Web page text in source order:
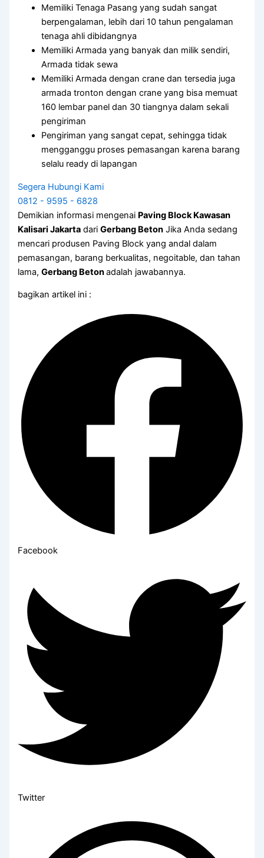
Memiliki Tenaga Pasang yang sudah sangat
berpengalaman, lebih dari 10 tahun pengalaman
tenaga ahli dibidangnya
Memiliki Armada yang banyak dan milik sendiri,
Armada tidak sewa
Memiliki Armada dengan crane dan tersedia juga
armada tronton dengan crane yang bisa memuat
160 lembar panel dan 30 tiangnya dalam sekali
pengiriman
Pengiriman yang sangat cepat, sehingga tidak
mengganggu proses pemasangan karena barang
selalu ready di lapangan
Segera Hubungi Kami
0812 - 9595 - 6828
Demikian informasi mengenai Paving Block Kawasan
Kalisari Jakarta dariGerbang Beton Jika Anda sedang
mencari produsen Paving Block yang andal dalam
pemasangan, barang berkualitas, negoitable, dan tahan
lama,Gerbang Betonadalah jawabannya.
bagikan artikel ini :
Facebook
Twitter